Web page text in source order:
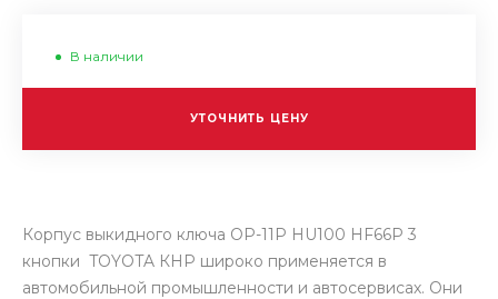
В наличии
УТОЧНИТЬ ЦЕНУ
Корпус выкидного ключа OP-11P HU100 HF66P 3
кнопки TOYOTA КНР широко применяется в
автомобильной промышленности и автосервисах. Они